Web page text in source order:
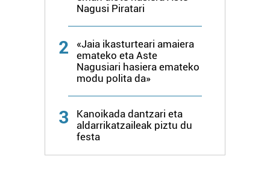
neurtzeko, jendeari buruzko informazioa biltzeko eta
Bazkide batzuek ez dizute baimenik eskatzen, eta beren
interes komertzial legitimoetan babesten dira. Ikusi gure
dezakezun ikusteko.
Nagusi Piratari
2
«Jaia ikasturteari amaiera
emateko eta Aste
Nagusiari hasiera emateko
modu polita da»
3
Kanoikada dantzari eta
aldarrikatzaileak piztu du
festa